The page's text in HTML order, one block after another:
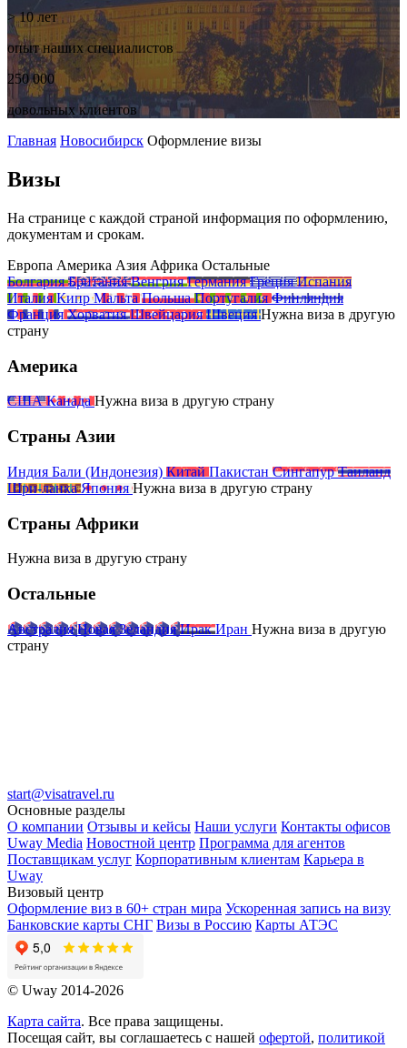
> 10лет
опыт наших специалистов
250 000
довольныхклиентов
Главная Новосибирск Оформление визы
Визы
На странице с каждой страной информация по оформлению,
документам и срокам.
Европа Америка Азия Африка Остальные
Болгария Британия Венгрия Германия Греция Испания
Италия Кипр Мальта Польша Португалия Финляндия
Франция Хорватия Швейцария Швеция Нужна виза в другую
страну
Америка
США Канада Нужна виза в другую страну
Страны Азии
Индия Бали (Индонезия) Китай Пакистан Сингапур Таиланд
Шри-ланка Япония Нужна виза в другую страну
Страны Африки
Нужна виза в другую страну
Остальные
Австралия Новая Зеландия Ирак Иран Нужна виза в другую
страну
start@visatravel.ru
Основные разделы
О компании Отзывы и кейсы Наши услуги Контакты офисов
Uway Media Новостной центр Программа для агентов
Поставщикам услуг Корпоративным клиентам Карьера в
Uway
Визовый центр
Оформление виз в 60+ стран мира Ускоренная запись на визу
Банковские карты СНГ Визы в Россию Карты АТЭС
© Uway 2014-2026
Карта сайта. Все права защищены.
Посещая сайт, вы соглашаетесь с нашей офертой, политикой